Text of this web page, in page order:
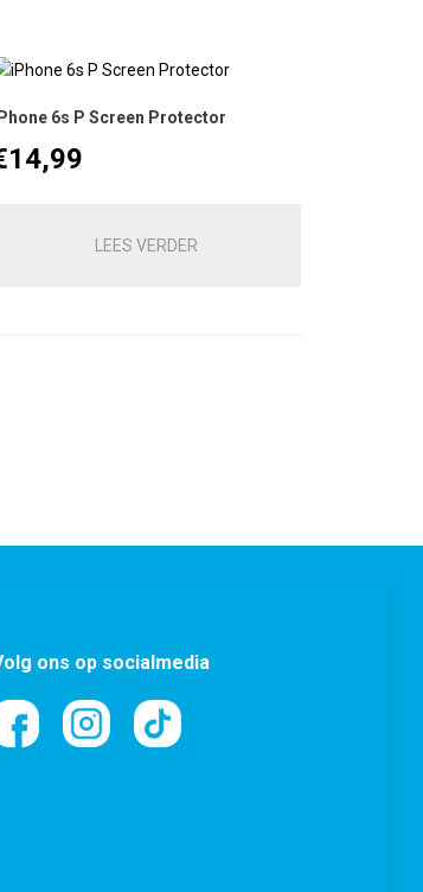
6s P Screen Protector
14,99
LEES VERDER
ons op socialmedia